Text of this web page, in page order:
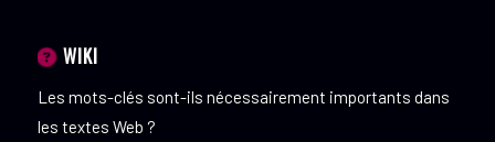
WIKI
Les mots-clés sont-ils nécessairement importants dans
les textes Web ?